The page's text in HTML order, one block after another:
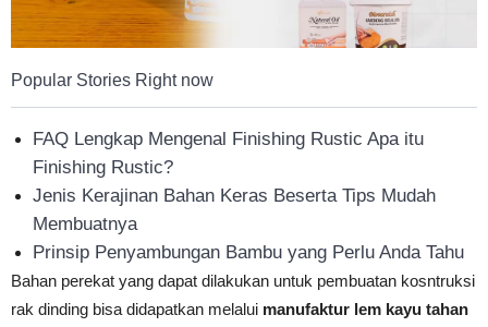
Popular Stories Right now
FAQ Lengkap Mengenal Finishing Rustic Apa itu
Finishing Rustic?
Jenis Kerajinan Bahan Keras Beserta Tips Mudah
Membuatnya
Prinsip Penyambungan Bambu yang Perlu Anda Tahu
Bahan perekat yang dapat dilakukan untuk pembuatan kosntruksi
rak dinding bisa didapatkan melalui manufaktur lem kayu tahan